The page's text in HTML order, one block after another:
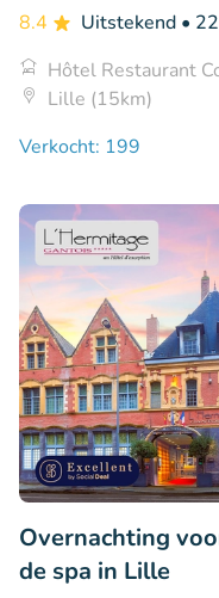
8.4 Uitstekend •
Hôtel Restaurant
Lille (15km)
Verkocht: 199
Overnachting
de spa in Lille